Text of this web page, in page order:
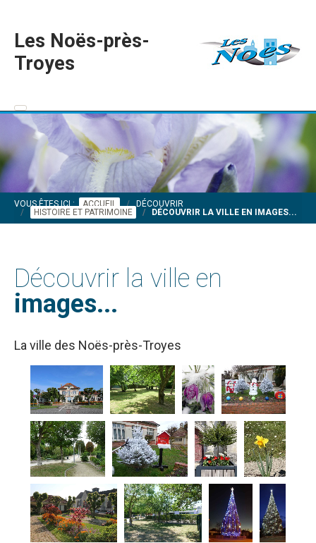
Les Noës-près-
Troyes
VOUS ÊTES ICI : ACCUEIL
DÉCOUVRIR
HISTOIRE ET PATRIMOINE
DÉCOUVRIR LA VILLE EN IMAGES...
Découvrir la ville en
images...
La ville des Noës-près-Troyes